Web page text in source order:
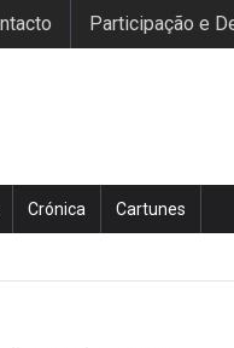
Participação e
Crónica Cartunes